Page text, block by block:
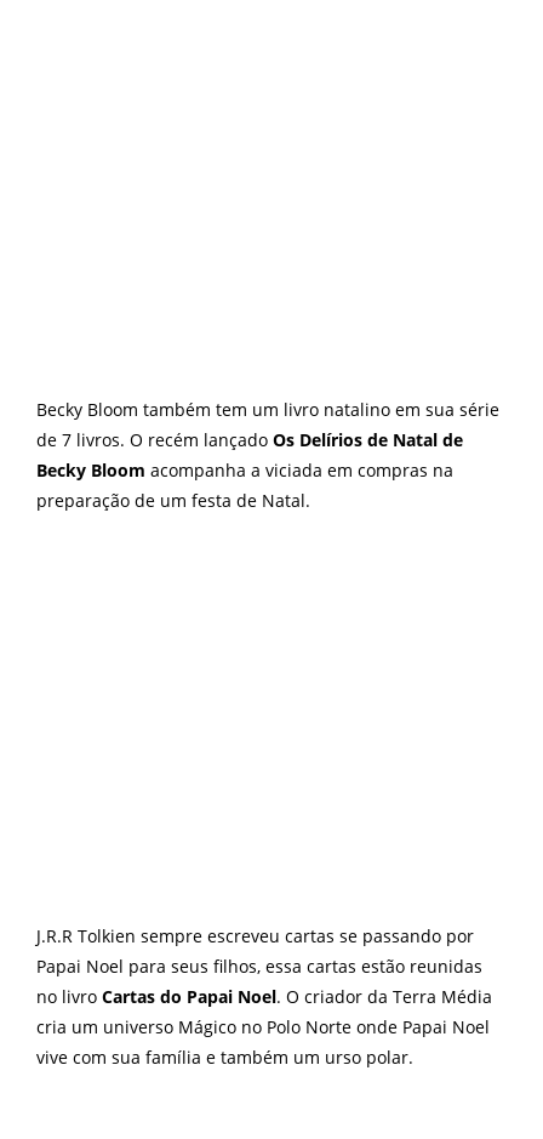
Becky Bloom também tem um livro natalino em sua série
de 7 livros. O recém lançado Os Delírios de Natal de
Becky Bloom acompanha a viciada em compras na
preparação de um festa de Natal.
J.R.R Tolkien sempre escreveu cartas se passando por
Papai Noel para seus filhos, essa cartas estão reunidas
no livro Cartas do Papai Noel. O criador da Terra Média
cria um universo Mágico no Polo Norte onde Papai Noel
vive com sua família e também um urso polar.